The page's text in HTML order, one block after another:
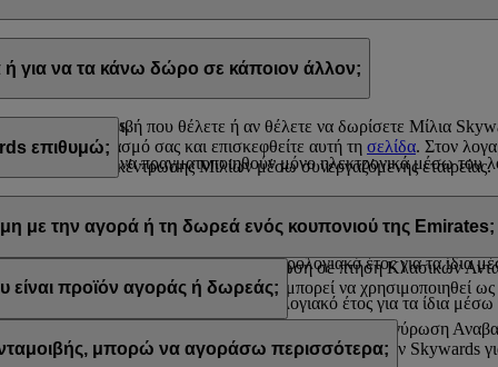
της Emirates.
μπορούν να πραγματοποιηθούν μόνο ηλεκτρονικά μέσω του
για να τα κάνω δώρο σε κάποιον άλλον;
την ανταμοιβή που θέλετε ή αν θέλετε να δωρίσετε Μίλια
στον λογαριασμό σας και επισκεφθείτε αυτή τη σελίδα. Στον
συγκέντρωσης Μιλίων μέσω συνεργαζόμενης εταιρείας.
Μίλια Skywards σε ένα ημερολογιακό έτος.
Μίλια Skywards ανά συναλλαγή, με κόστος 30 δολαρίων ΗΠΑ για
επιθυμώ;
δώρο σε κάποιον άλλον σε πακέτα των 1.000 Μιλίων. Το
200.000 Μίλια Skywards σε ένα ημερολογιακό έτος για τα ίδια
Μίλια Skywards σε ένα ημερολογιακό έτος για τα ίδια
με την αγορά ή τη δωρεά ενός κουπονιού της Emirates;
να χρησιμοποιηθούν για εξαργύρωση σε πτήση Κλασικών
είναι προϊόν αγοράς ή δωρεάς δεν μπορεί να χρησιμοποιηθεί
προϊόν αγοράς ή δωρεάς;
σε πτήσεις Κλασικών Ανταμοιβών και εξαργύρωση
σας ενθαρρύνουμε να ελέγξετε τις απαιτήσεις Μιλίων Skywards
μπορώ να αγοράσω περισσότερα;